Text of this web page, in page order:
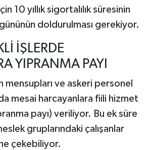
10 yıllık sigortalılık süresinin
doldurulması gerekiyor.
İŞLERDE
YIPRANMA PAYI
mensupları ve askeri personel
mesai harcayanlara fiili hizmet
payı) veriliyor. Bu ek süre
gruplarındaki çalışanlar
çekebiliyor.